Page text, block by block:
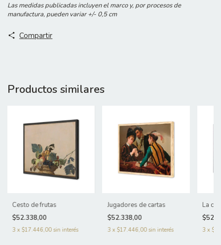
Las medidas publicadas incluyen el marco y, por procesos de
manufactura, pueden variar +/- 0,5 cm
Compartir
Productos similares
Cesto de frutas
$52.338,00
3 x $17.446,00 sin interés
Jugadores de cartas
$52.338,00
3 x $17.446,00 sin interés
La
3 x